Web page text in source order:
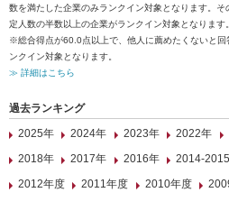
数を満たした企業のみランクイン対象となります。
定人数の半数以上の企業がランクイン対象となります。
※総合得点が60.0点以上で、他人に薦めたくないと
ンクイン対象となります。
≫ 詳細はこちら
過去ランキング
2025年
2024年 2023年 2022年
2018年
2017年 2016年 2014-
2012年度
2011年度 2010年度